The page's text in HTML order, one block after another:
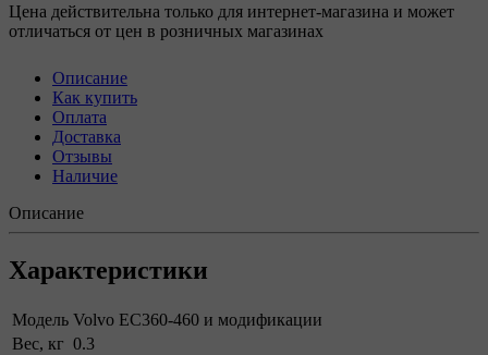
Цена действительна только для интернет-магазина и может
отличаться от цен в розничных магазинах
Описание
Как купить
Оплата
Доставка
Отзывы
Наличие
Описание
Характеристики
Модель Volvo EC360-460 и модификации
Вес, кг 0.3